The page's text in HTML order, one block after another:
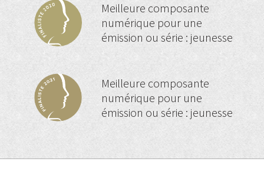
Meilleure composante
numérique pour une
émission ou série : jeunesse
Meilleure composante
numérique pour une
émission ou série : jeunesse